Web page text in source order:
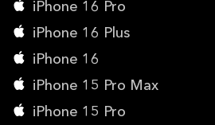
iPhone 16 Pro
iPhone 16 Plus
iPhone 16
iPhone 15 Pro Max
iPhone 15 Pro